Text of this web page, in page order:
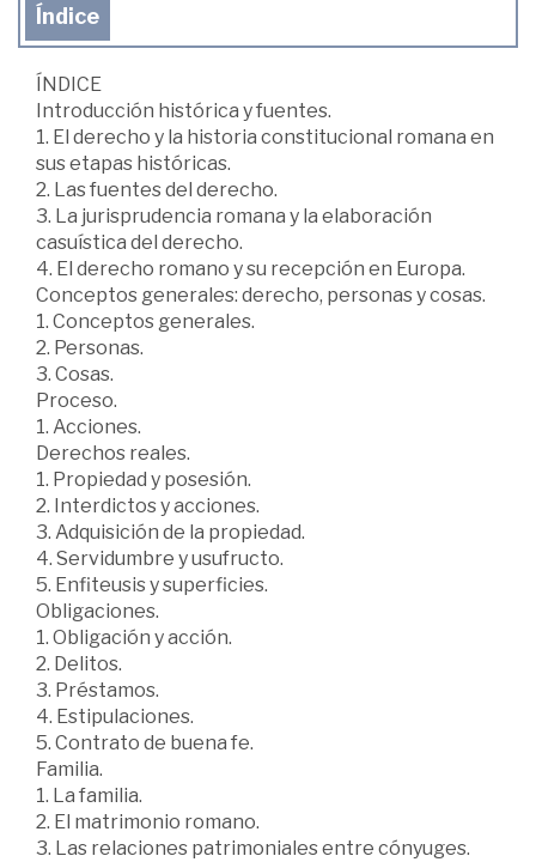
Índice
ÍNDICE
Introducción histórica y fuentes.
1. El derecho y la historia constitucional romana en
sus etapas históricas.
2. Las fuentes del derecho.
3. La jurisprudencia romana y la elaboración
casuística del derecho.
4. El derecho romano y su recepción en Europa.
Conceptos generales: derecho, personas y cosas.
1. Conceptos generales.
2. Personas.
3. Cosas.
Proceso.
1. Acciones.
Derechos reales.
1. Propiedad y posesión.
2. Interdictos y acciones.
3. Adquisición de la propiedad.
4. Servidumbre y usufructo.
5. Enfiteusis y superficies.
Obligaciones.
1. Obligación y acción.
2. Delitos.
3. Préstamos.
4. Estipulaciones.
5. Contrato de buena fe.
Familia.
1. La familia.
2. El matrimonio romano.
3. Las relaciones patrimoniales entre cónyuges.